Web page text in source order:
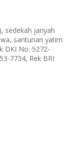
sedekah jariyah
santunan yatim
DKI No. 5272-
7734, Rek BRI